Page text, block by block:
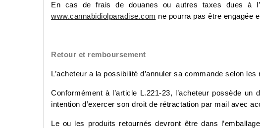
En cas de frais de douanes ou autres taxes dues à
www.cannabidiolparadise.com ne pourra pas être engagée
Retour et remboursement
L’acheteur a la possibilité d’annuler sa commande selon
Conformément à l’article L.221-23, l’acheteur possède
intention d’exercer son droit de rétractation par mail avec
Le ou les produits retournés devront être dans